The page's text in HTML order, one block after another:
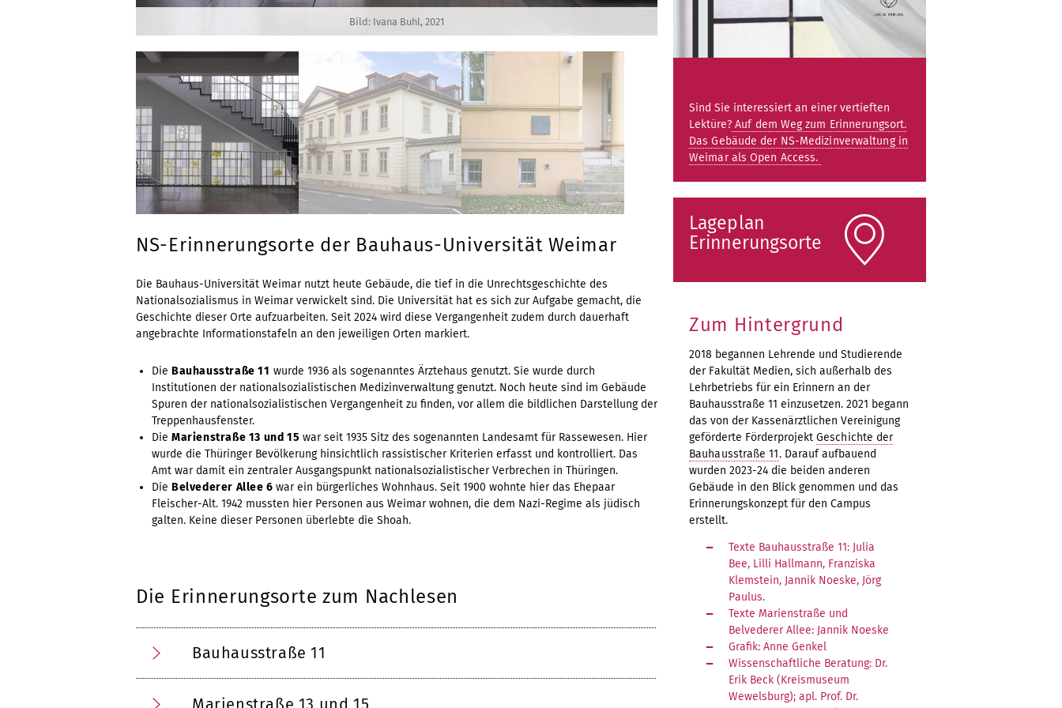
Bild: Ivana Buhl, 2021
NS-Erinnerungsorte der Bauhaus-Universität Weimar
Die Bauhaus-Universität Weimar nutzt heute Gebäude, die tief in die Unrechtsgeschichte des
Nationalsozialismus in Weimar verwickelt sind. Die Universität hat es sich zur Aufgabe gemacht, die
Geschichte dieser Orte aufzuarbeiten. Seit 2024 wird diese Vergangenheit zudem durch dauerhaft
angebrachte Informationstafeln an den jeweiligen Orten markiert.
Die Bauhausstraße 11 wurde 1936 als sogenanntes Ärztehaus genutzt. Sie wurde durch
Institutionen der nationalsozialistischen Medizinverwaltung genutzt. Noch heute sind im Gebäude
Spuren der nationalsozialistischen Vergangenheit zu finden, vor allem die bildlichen Darstellung der
Treppenhausfenster.
Die Marienstraße 13 und 15 war seit 1935 Sitz des sogenannten Landesamt für Rassewesen. Hier
wurde die Thüringer Bevölkerung hinsichtlich rassistischer Kriterien erfasst und kontrolliert. Das
Amt war damit ein zentraler Ausgangspunkt nationalsozialistischer Verbrechen in Thüringen.
Die Belvederer Allee 6war ein bürgerliches Wohnhaus. Seit 1900 wohnte hier das Ehepaar
Fleischer-Alt. 1942 mussten hier Personen aus Weimar wohnen, die dem Nazi-Regime als jüdisch
galten. Keine dieser Personen überlebte die Shoah.
Die Erinnerungsorte zum Nachlesen
Bauhausstraße 11
Marienstraße 13 und 15
Sind Sie interessiert an einer vertieften
Lektüre? Auf dem Weg zum Erinnerungsort.
Das Gebäude der NS-Medizinverwaltung in
Weimar als Open Access.
Lageplan
Erinnerungsorte
Zum Hintergrund
2018 begannen Lehrende und Studierende
der Fakultät Medien, sich außerhalb des
Lehrbetriebs für ein Erinnern an der
Bauhausstraße 11 einzusetzen. 2021 begann
das von der Kassenärztlichen Vereinigung
geförderte Förderprojekt Geschichte der
Bauhausstraße 11. Darauf aufbauend
wurden 2023-24 die beiden anderen
Gebäude in den Blick genommen und das
Erinnerungskonzept für den Campus
erstellt.
Texte Bauhausstraße 11: Julia
Bee, Lilli Hallmann, Franziska
Klemstein, Jannik Noeske, Jörg
Paulus.
Texte Marienstraße und
Belvederer Allee: Jannik Noeske
Grafik: Anne Genkel
Wissenschaftliche Beratung: Dr.
Erik Beck (Kreismuseum
Wewelsburg); apl. Prof. Dr.